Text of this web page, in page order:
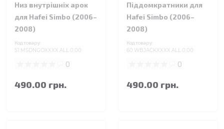
Низ внутрішніх арок
для Hafei Simbo (2006–
2008)
Код товару:
51.MSDNGOXXXX.ALL.0.00
0
490.00 грн.
Піддомкратники для
Hafei Simbo (2006–
2008)
Код товару:
60.WBJACKXXXX.ALL.0.00
0
490.00 грн.